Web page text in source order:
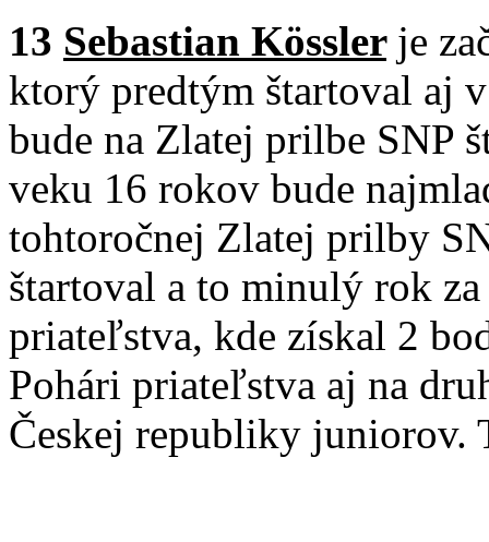
13 Sebastian Kössler je
ktorý predtým štartoval aj
bude na Zlatej prilbe SNP
veku 16 rokov bude
tohtoročnej Zlatej prilby
štartoval a to minulý rok za
priateľstva, kde získal 2
Pohári priateľstva aj na
Českej republiky juniorov.